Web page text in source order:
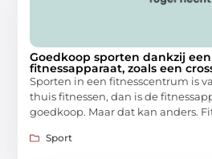
Goedkoop sporten dankzij
fitnessapparaat, zoals een
Sporten in een fitnesscentrum is
thuis fitnessen, dan is de
goedkoop. Maar dat kan anders.
Sport